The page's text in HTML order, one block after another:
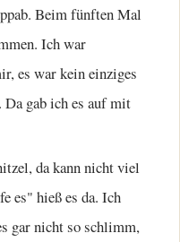
Beim fünften Mal
Ich war
es war kein einziges
gab ich es auf mit
da kann nicht viel
es" hieß es da. Ich
gar nicht so schlimm,